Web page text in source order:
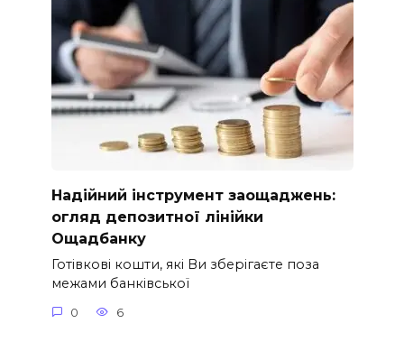
Надійний інструмент заощаджень:
огляд депозитної лінійки
Ощадбанку
Готівкові кошти, які Ви зберігаєте поза
межами банківської
0 6